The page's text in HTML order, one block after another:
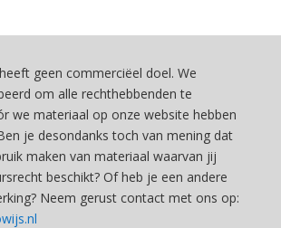
geen commerciëel doel. We
om alle rechthebbenden te
we materiaal op onze website hebben
je desondanks toch van mening dat
maken van materiaal waarvan jij
beschikt? Of heb je een andere
Neem gerust contact met ons op: